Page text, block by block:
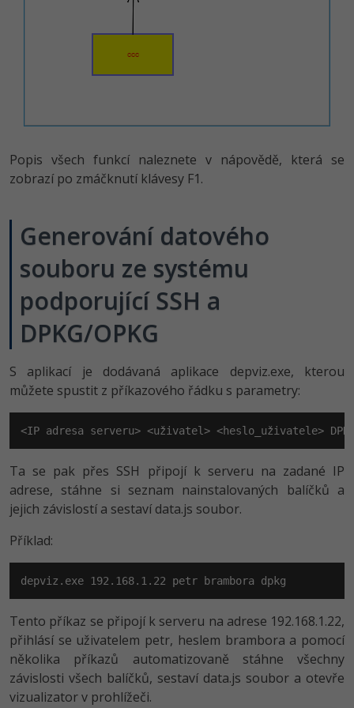
-30%
WordPress
UX
Business
Copywriting -30%
MS Office -80%
Google Dokumenty
Windows
Kybernetická bezpečnost
Adobe Lightroom
Adobe InDesign -25%
Adobe After Effects
Inkscape
Fotografování -80%
Video
Fórum
Popis všech funkcí naleznete v nápovědě, která se
zobrazí po zmáčknutí klávesy F1.
Generování datového
souboru ze systému
podporující SSH a
DPKG/OPKG
S aplikací je dodávaná aplikace depviz.exe, kterou
můžete spustit z příkazového řádku s parametry:
<IP adresa serveru> <uživatel> <heslo_uživatele>
Ta se pak přes SSH připojí k serveru na zadané IP
adrese, stáhne si seznam nainstalovaných balíčků a
jejich závislostí a sestaví data.js soubor.
Příklad:
depviz.exe 192.168.1.22 petr brambora dpkg
Tento příkaz se připojí k serveru na adrese 192.168.1.22,
přihlásí se uživatelem petr, heslem brambora a pomocí
několika příkazů automatizovaně stáhne všechny
závislosti všech balíčků, sestaví data.js soubor a otevře
vizualizator v prohlížeči.